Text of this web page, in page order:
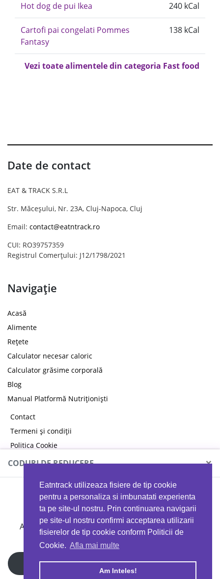
Eatntrack utilizeaza fisiere de tip cookie
pentru a personaliza si imbunatati experienta
ta pe site-ul nostru. Prin continuarea navigarii
pe site-ul nostru confirmi acceptarea utilizarii
fisierelor de tip cookie conform Politicii de
Cookie. Afla mai multe
Am Inteles!
Hot dog de pui Ikea 240 kCal
Cartofi pai congelati Pommes
Fantasy
138 kCal
Vezi toate alimentele din categoria Fast food
Date de contact
EAT & TRACK S.R.L
Str. Măceșului, Nr. 23A, Cluj-Napoca, Cluj
Email: contact@eatntrack.ro
CUI: RO39757359
Registrul Comerțului: J12/1798/2021
Navigație
Acasă
Alimente
Rețete
Calculator necesar caloric
Calculator grăsime corporală
Blog
Manual Platformă Nutriționiști
Contact
Termeni și condiții
Politica Cookie
Politica de confidențialitate
CODURI DE REDUCERE ×
MYPROTEIN
Ai 40%reducere la orice comandă folosind codul
EATTRACK
Profită acum